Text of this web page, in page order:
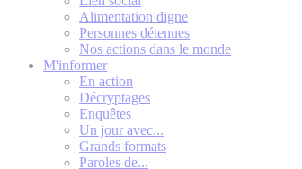
Alimentation digne
Personnes détenues
Nos actions dans le monde
M'informer
En action
Décryptages
Enquêtes
Un jour avec...
Grands formats
Paroles de...